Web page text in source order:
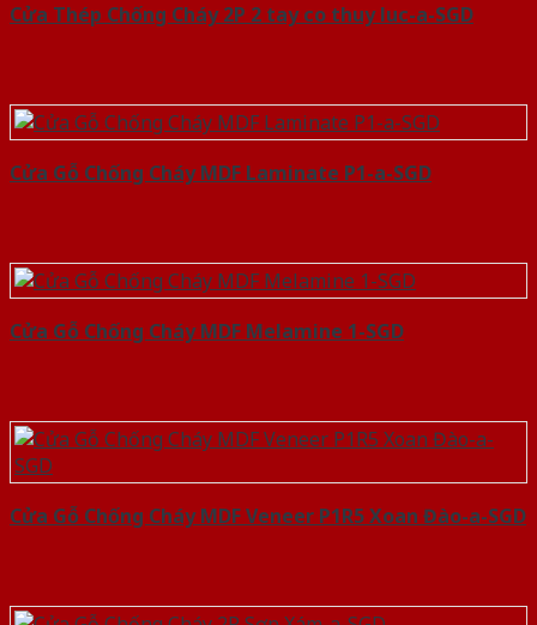
Cửa Thép Chống Cháy 2P 2 tay co thuy luc-a-SGD
Cửa Gỗ Chống Cháy MDF Laminate P1-a-SGD
Cửa Gỗ Chống Cháy MDF Melamine 1-SGD
Cửa Gỗ Chống Cháy MDF Veneer P1R5 Xoan Đào-a-SGD